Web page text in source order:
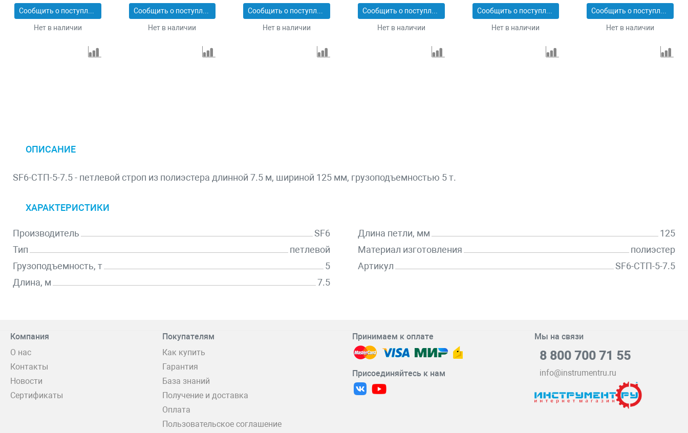
Сообщить о поступлении
Нет в наличии
Сообщить о поступлении
Нет в наличии
Сообщить о поступлении
Нет в наличии
Сообщить о поступлении
Нет в наличии
Сообщить о поступлении
Нет в наличии
Сообщить о поступлении
Нет в наличии
ОПИСАНИЕ
SF6-СТП-5-7.5 - петлевой строп из полиэстера длинной 7.5 м, шириной 125 мм, грузоподъемностью 5 т.
ХАРАКТЕРИСТИКИ
Производитель
SF6
Тип
петлевой
Грузоподъемность, т
5
Длина, м
7.5
Длина петли, мм
125
Материал изготовления
полиэстер
Артикул
SF6-СТП-5-7.5
Компания
О нас
Контакты
Новости
Сертификаты
Покупателям
Как купить
Гарантия
База знаний
Получение и доставка
Оплата
Пользовательское соглашение
Принимаем к оплате
Присоединяйтесь к нам
Мы на связи
8 800 700 71 55
info@instrumentru.ru